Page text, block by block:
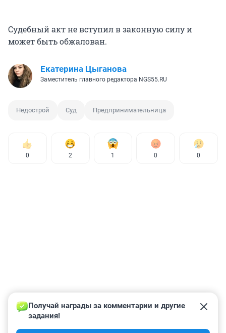
Судебный акт не вступил в законную силу и
может быть обжалован.
Екатерина Цыганова
Заместитель главного редактора NGS55.RU
Недострой Суд Предпринимательница
0 2 1 0 0
Получай награды за комментарии и другие
задания!